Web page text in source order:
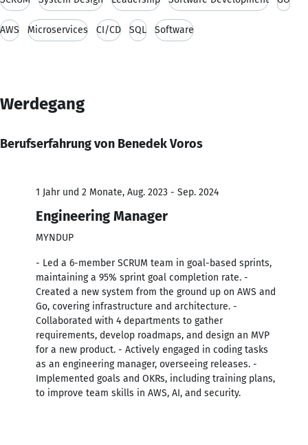
AWS Microservices CI/CD SQL Software
Werdegang
Berufserfahrung von Benedek Voros
1 Jahr und 2 Monate, Aug. 2023 - Sep. 2024
Engineering Manager
MYNDUP
- Led a 6-member SCRUM team in goal-based sprints,
maintaining a 95% sprint goal completion rate. -
Created a new system from the ground up on AWS and
Go, covering infrastructure and architecture. -
Collaborated with 4 departments to gather
requirements, develop roadmaps, and design an MVP
for a new product. - Actively engaged in coding tasks
as an engineering manager, overseeing releases. -
Implemented goals and OKRs, including training plans,
to improve team skills in AWS, AI, and security.